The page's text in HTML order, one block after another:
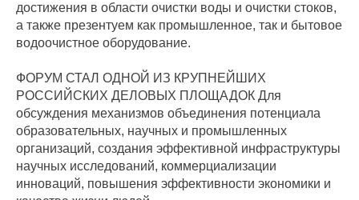
достижения в области очистки воды и очистки стоков,
а также презентуем как промышленное, так и бытовое
водоочистное оборудование.
ФОРУМ СТАЛ ОДНОЙ ИЗ КРУПНЕЙШИХ
РОССИЙСКИХ ДЕЛОВЫХ ПЛОЩАДОК Для
обсуждения механизмов объединения потенциала
образовательных, научных и промышленных
организаций, создания эффективной инфраструктуры
научных исследований, коммерциализации
инноваций, повышения эффективности экономики и